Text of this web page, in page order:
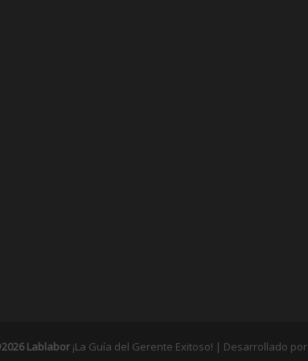
Lablabor ¡La Guía del Gerente Exitoso! | Desarrollado por